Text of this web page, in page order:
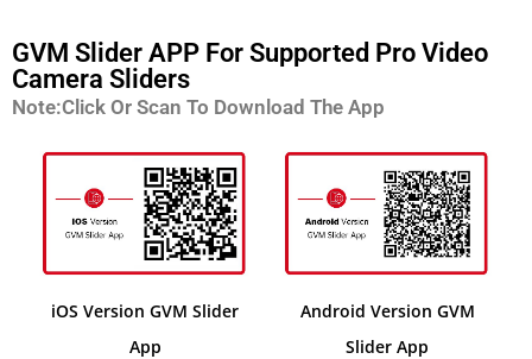
GVM Slider APP For Supported Pro Video
Camera Sliders
Note:Click Or Scan To Download The App
iOS Version GVM Slider
App
Android Version GVM
Slider App